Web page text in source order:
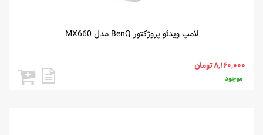
لامپ ویدئو پروژکتور BenQ مدل MX660
موجود